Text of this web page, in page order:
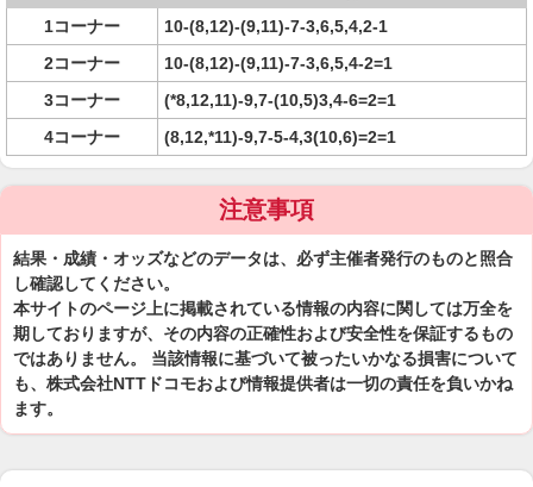
1コーナー
10-(8,12)-(9,11)-7-3,6,5,4,2-1
2コーナー
10-(8,12)-(9,11)-7-3,6,5,4-2=1
3コーナー
(*8,12,11)-9,7-(10,5)3,4-6=2=1
4コーナー
(8,12,*11)-9,7-5-4,3(10,6)=2=1
注意事項
結果・成績・オッズなどのデータは、必ず主催者発行のものと照合
し確認してください。
本サイトのページ上に掲載されている情報の内容に関しては万全を
期しておりますが、その内容の正確性および安全性を保証するもの
ではありません。 当該情報に基づいて被ったいかなる損害について
も、株式会社NTTドコモおよび情報提供者は一切の責任を負いかね
ます。